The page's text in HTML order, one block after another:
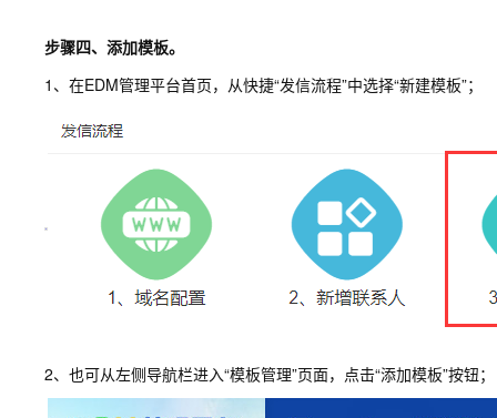
步骤四、添加模板。
1、在EDM管理平台首页，从快捷“发信流程”中选择“新建模板”；
2、也可从左侧导航栏进入“模板管理”页面，点击“添加模板”按钮；